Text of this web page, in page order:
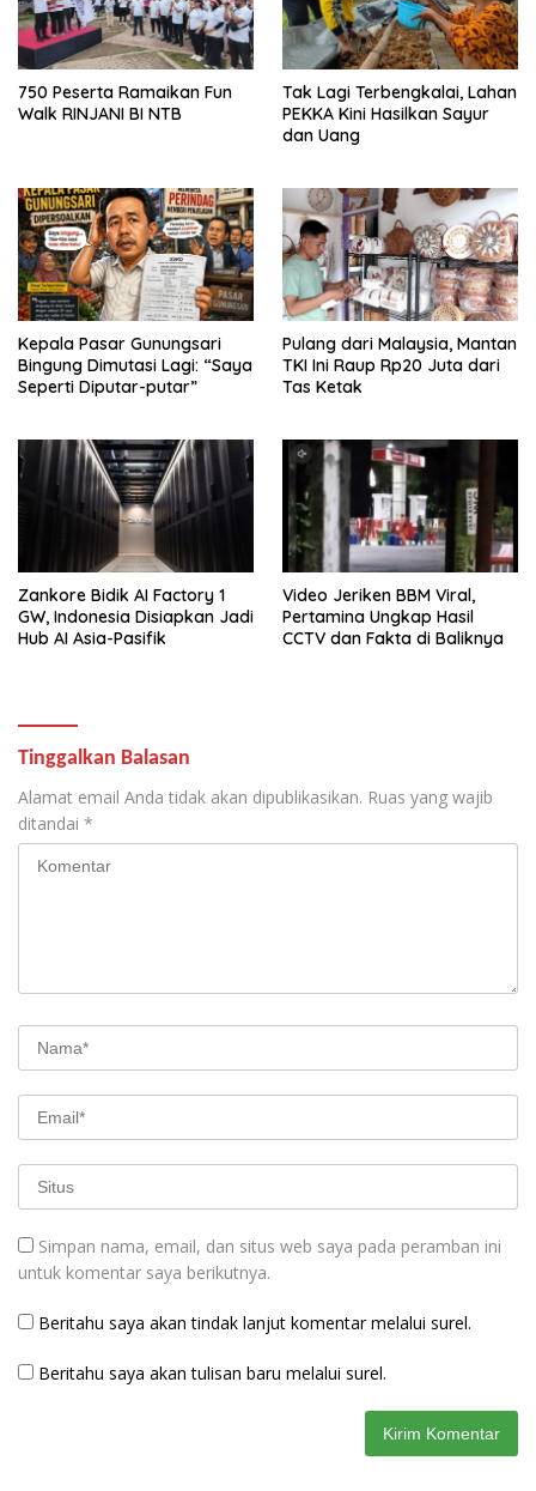
750 Peserta Ramaikan Fun
Walk RINJANI BI NTB
Tak Lagi Terbengkalai, Lahan
PEKKA Kini Hasilkan Sayur
dan Uang
Kepala Pasar Gunungsari
Bingung Dimutasi Lagi: “Saya
Seperti Diputar-putar”
Pulang dari Malaysia, Mantan
TKI Ini Raup Rp20 Juta dari
Tas Ketak
Zankore Bidik AI Factory 1
GW, Indonesia Disiapkan Jadi
Hub AI Asia-Pasifik
Video Jeriken BBM Viral,
Pertamina Ungkap Hasil
CCTV dan Fakta di Baliknya
Tinggalkan Balasan
Alamat email Anda tidak akan dipublikasikan. Ruas yang wajib
ditandai *
Simpan nama, email, dan situs web saya pada peramban ini
untuk komentar saya berikutnya.
Beritahu saya akan tindak lanjut komentar melalui surel.
Beritahu saya akan tulisan baru melalui surel.